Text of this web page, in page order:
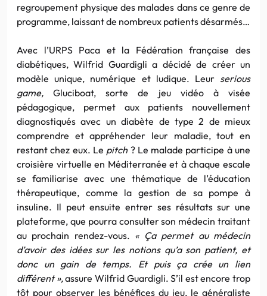
regroupement physique des malades dans ce genre de
programme, laissant de nombreux patients désarmés…
Avec l’URPS Paca et la Fédération française des
diabétiques, Wilfrid Guardigli a décidé de créer un
modèle unique, numérique et ludique. Leurserious
game, Gluciboat, sorte de jeu vidéo à visée
pédagogique, permet aux patients nouvellement
diagnostiqués avec un diabète de type 2 de mieux
comprendre et appréhender leur maladie, tout en
restant chez eux. Le pitch? Le malade participe à une
croisière virtuelle en Méditerranée et à chaque escale
se familiarise avec une thématique de l’éducation
thérapeutique, comme la gestion de sa pompe à
insuline. Il peut ensuite entrer ses résultats sur une
plateforme, que pourra consulter son médecin traitant
au prochain rendez-vous. « Ça permet au médecin
d’avoir des idées sur les notions qu’a son patient, et
donc un gain de temps. Et puis ça crée un lien
différent »,assure Wilfrid Guardigli. S’il est encore trop
tôt pour observer les bénéfices du jeu, le généraliste